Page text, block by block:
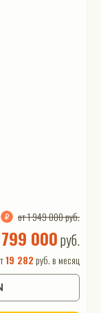
от 1 949 000 руб.
000руб.
19 282 руб. в месяц